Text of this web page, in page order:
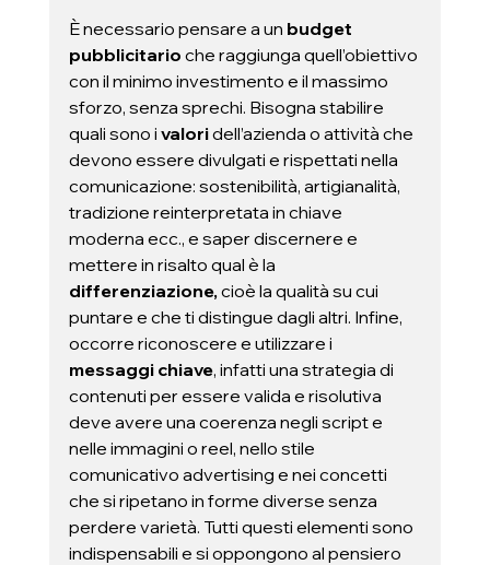
È necessario pensare a un budget
pubblicitario che raggiunga quell’obiettivo
con il minimo investimento e il massimo
sforzo, senza sprechi. Bisogna stabilire
quali sono i valori dell’azienda o attività che
devono essere divulgati e rispettati nella
comunicazione: sostenibilità, artigianalità,
tradizione reinterpretata in chiave
moderna ecc., e saper discernere e
mettere in risalto qual è la
differenziazione, cioè la qualità su cui
puntare e che ti distingue dagli altri. Infine,
occorre riconoscere e utilizzare i
messaggi chiave, infatti una strategia di
contenuti per essere valida e risolutiva
deve avere una coerenza negli script e
nelle immagini o reel, nello stile
comunicativo advertising e nei concetti
che si ripetano in forme diverse senza
perdere varietà. Tutti questi elementi sono
indispensabili e si oppongono al pensiero